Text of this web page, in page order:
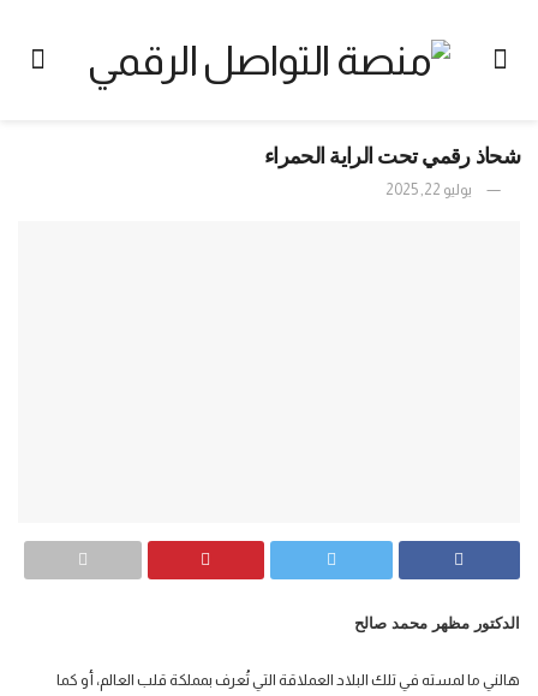
شحاذ رقمي تحت الراية الحمراء
يوليو 22, 2025
الدكتور مظهر محمد صالح
هالني ما لمسته في تلك البلاد العملاقة التي تُعرف بمملكة قلب العالم، أو كما